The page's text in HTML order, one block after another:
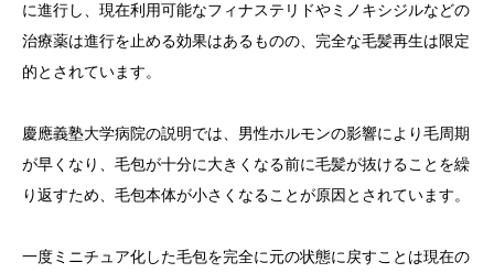
に進行し、現在利用可能なフィナステリドやミノキシジルなどの
治療薬は進行を止める効果はあるものの、完全な毛髪再生は限定
的とされています。
慶應義塾大学病院の説明では、男性ホルモンの影響により毛周期
が早くなり、毛包が十分に大きくなる前に毛髪が抜けることを繰
り返すため、毛包本体が小さくなることが原因とされています。
一度ミニチュア化した毛包を完全に元の状態に戻すことは現在の